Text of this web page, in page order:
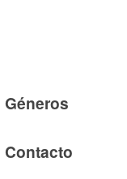
Géneros
Contacto